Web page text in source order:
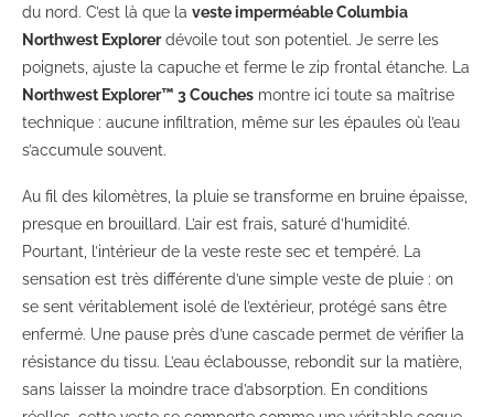
du nord. C’est là que la veste imperméable Columbia
Northwest Explorerdévoile tout son potentiel. Je serre les
poignets, ajuste la capuche et ferme le zip frontal étanche. La
Northwest Explorer™ 3 Couches montre ici toute sa maîtrise
technique : aucune infiltration, même sur les épaules où l’eau
s’accumule souvent.
Au fil des kilomètres, la pluie se transforme en bruine épaisse,
presque en brouillard. L’air est frais, saturé d’humidité.
Pourtant, l’intérieur de la veste reste sec et tempéré. La
sensation est très différente d’une simple veste de pluie : on
se sent véritablement isolé de l’extérieur, protégé sans être
enfermé. Une pause près d’une cascade permet de vérifier la
résistance du tissu. L’eau éclabousse, rebondit sur la matière,
sans laisser la moindre trace d’absorption. En conditions